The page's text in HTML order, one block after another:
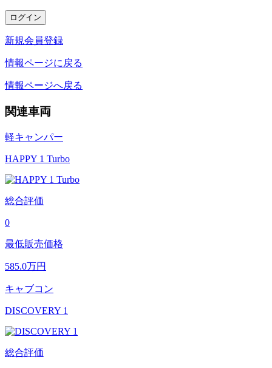
新規会員登録
情報ページに戻る
情報ページへ戻る
関連車両
軽キャンパー
HAPPY 1 Turbo
総合評価
0
最低販売価格
585.0万円
キャブコン
DISCOVERY 1
総合評価